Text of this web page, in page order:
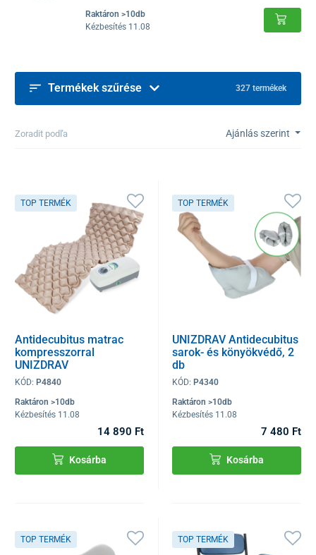
Raktáron >10db
Kézbesítés 11.08
Termékek szűrése 327 termékek
Zoradit podľa Ajánlás szerint
TOP TERMÉK
Antidecubitus matrac
kompresszorral
UNIZDRAV
KÓD: P4840
Raktáron >10db
Kézbesítés 11.08
14 890 Ft
Kosárba
TOP TERMÉK
UNIZDRAV Antidecubitus
sarok- és könyökvédő, 2
db
KÓD:P4340
Raktáron >10db
Kézbesítés 11.08
7 480 Ft
Kosárba
TOP TERMÉK TOP TERMÉK